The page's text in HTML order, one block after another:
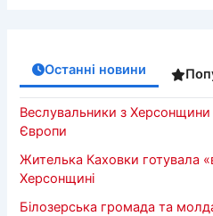
Останні новини
Веслувальники з Херсонщини
Європи
Жителька Каховки готувала
Херсонщині
Білозерська громада та